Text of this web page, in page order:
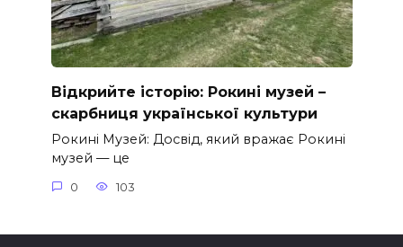
Відкрийте історію: Рокині музей –
скарбниця української культури
Рокині Музей: Досвід, який вражає Рокині
музей — це
0 103